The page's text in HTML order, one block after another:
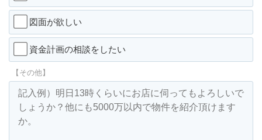
図面が欲しい
資金計画の相談をしたい
【その他】